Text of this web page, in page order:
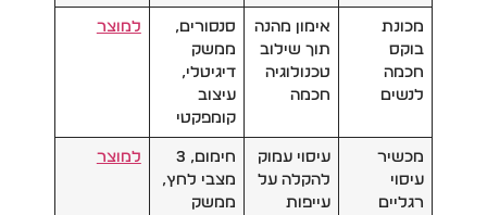
מכונת
בוקס
חכמה
לנשים
אימון מהנה
תוך שילוב
טכנולוגיה
חכמה
סנסורים,
ממשק
דיגיטלי,
עיצוב
קומפקטי
למוצר
מכשיר
עיסוי
רגליים
עיסוי עמוק
להקלה על
עייפות
חימום, 3
מצבי לחץ,
ממשק
למוצר